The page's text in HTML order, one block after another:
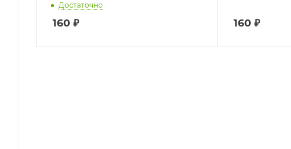
Достаточно
160 ₽ 160 ₽